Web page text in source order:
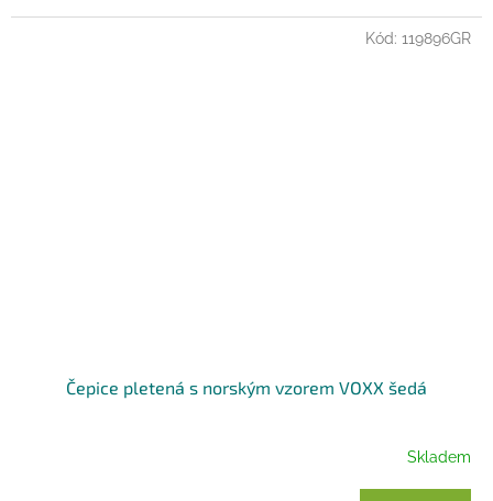
Čepice pletená s norským vzorem VOXX šedá
Skladem
Kód: 119896GR